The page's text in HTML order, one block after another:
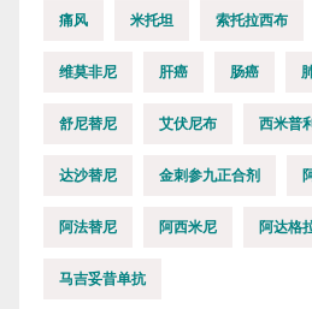
痛风 米托坦 索托拉西布
维莫非尼 肝癌 肠癌
舒尼替尼 艾伏尼布 西米普
达沙替尼 金刺参九正合剂
阿法替尼 阿西米尼 阿达格
马吉妥昔单抗